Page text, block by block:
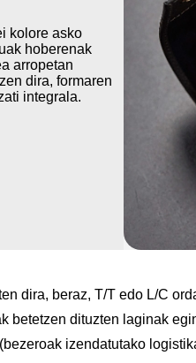
kolore asko
hoberenak
arropetan
dira, formaren
integrala.
dira, beraz, T/T edo L/C
betetzen dituzten laginak
izendatutako